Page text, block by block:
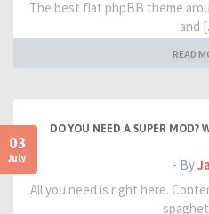
The best flat phpBB theme
and
READ
03
July
DO YOU NEED A SUPER MOD?
- By
All you need is right here.